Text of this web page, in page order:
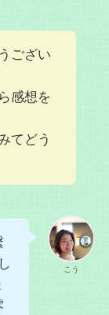
ござい
感想を
てどう
こう